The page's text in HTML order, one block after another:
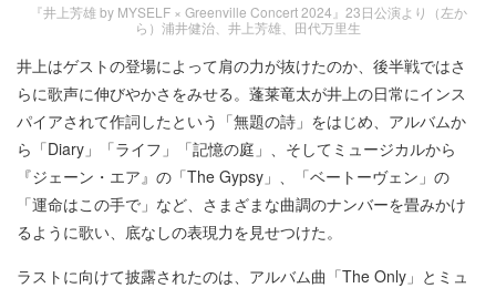
『井上芳雄 by MYSELF × Greenville Concert 2024』23日公演より（左か
ら）浦井健治、井上芳雄、田代万里生
井上はゲストの登場によって肩の力が抜けたのか、後半戦ではさ
らに歌声に伸びやかさをみせる。蓬莱竜太が井上の日常にインス
パイアされて作詞したという「無題の詩」をはじめ、アルバムか
ら「Diary」「ライフ」「記憶の庭」、そしてミュージカルから
『ジェーン・エア』の「The Gypsy」、「ベートーヴェン」の
「運命はこの手で」など、さまざまな曲調のナンバーを畳みかけ
るように歌い、底なしの表現力を見せつけた。
ラストに向けて披露されたのは、アルバム曲「The Only」とミュ